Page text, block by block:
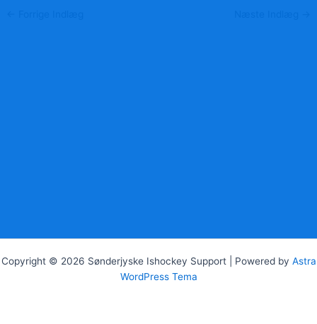
Copyright © 2026 Sønderjyske Ishockey Support | Powered by Astra
WordPress Tema